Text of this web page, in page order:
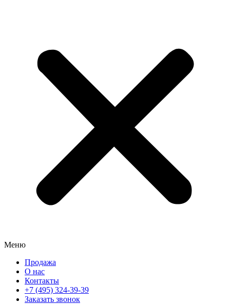
Меню
Продажа
О нас
Контакты
+7 (495) 324-39-39
Заказать звонок